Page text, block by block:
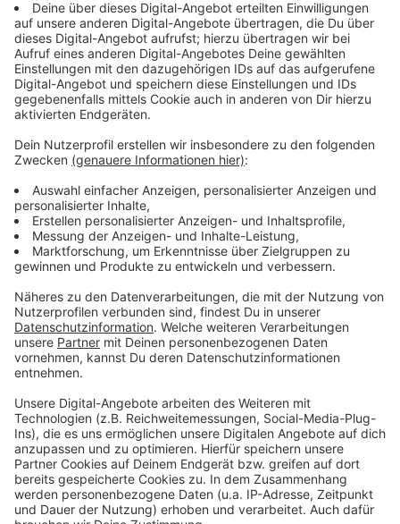
Arbeitszeiten und Betreuung sind die
häufigsten Probleme
Anzeige
Besonders häufig sorgt die Arbeitszeit für
Unzufriedenheit. Über ein Drittel der Azubis muss
regelmäßig Überstunden machen - etwa 16 Prozent
von ihnen bekommen die Überstunden nicht
ausgeglichen. Auch mit der Betreuung sind viele Azubis
unglücklich: Über ein Drittel der Befragten sagen, dass
zwölf Prozent der Azubis sagen, dass sie oft oder
sogar immer Aufgaben übernehmen müssen, die nichts
mit ihrer Ausbildung zu tun haben - also Kaffee kochen
oder kopieren.
Anzeige
DGB: Arbeitgeber sollten sich mehr Mühe
geben
Anzeige